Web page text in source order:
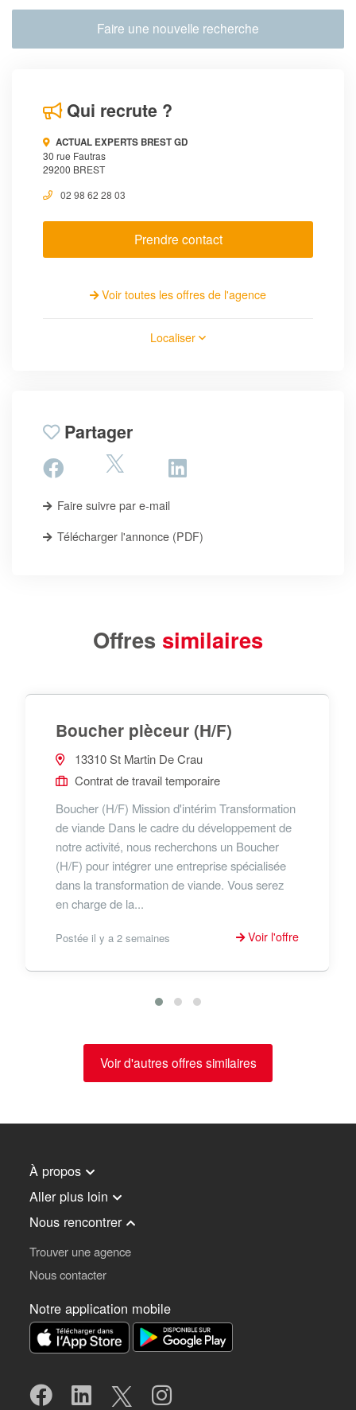
Faire une nouvelle recherche
Qui recrute ?
ACTUAL EXPERTS BREST GD
30 rue Fautras
29200 BREST
02 98 62 28 03
Prendre contact
Voir toutes les offres de l'agence
Localiser
Partager
Faire suivre par e-mail
Télécharger l'annonce (PDF)
Offres similaires
Boucher pièceur (H/F)
13310 St Martin De Crau
Contrat de travail temporaire
Boucher (H/F) Mission d'intérim Transformation
de viande Dans le cadre du développement de
notre activité, nous recherchons un Boucher
(H/F) pour intégrer une entreprise spécialisée
dans la transformation de viande. Vous serez
en charge de la...
Postée il y a 2 semaines Voir l'offre
Voir d'autres offres similaires
À propos
Aller plus loin
Nous rencontrer
Trouver une agence
Nous contacter
Notre application mobile